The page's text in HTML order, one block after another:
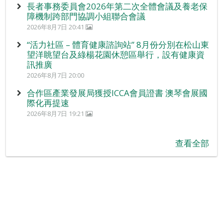
長者事務委員會2026年第二次全體會議及養老保
障機制跨部門協調小組聯合會議
2026年8月7日 20:41
“活力社區 – 體育健康諮詢站” 8月份分別在松山東
望洋眺望台及綠楊花園休憩區舉行，設有健康資
訊推廣
2026年8月7日 20:00
合作區產業發展局獲授ICCA會員證書 澳琴會展國
際化再提速
2026年8月7日 19:21
查看全部